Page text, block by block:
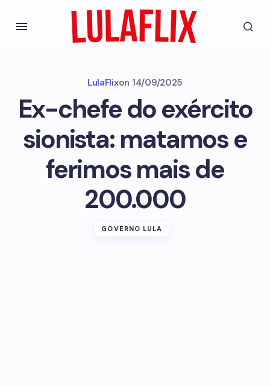
LulaFlixon 14/09/2025
Ex-chefe do exército
sionista: matamos e
ferimos mais de
200.000
GOVERNO LULA